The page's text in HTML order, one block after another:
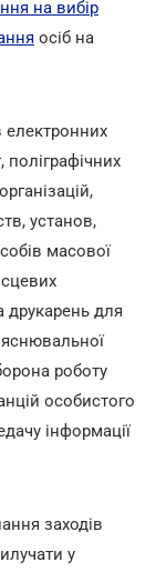
на вибір
осіб на
електронних
установ,
масової
друкарень для
роботу
особистого
інформації
заходів
у